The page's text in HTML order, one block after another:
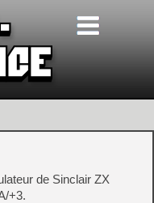
de Sinclair ZX
+3.